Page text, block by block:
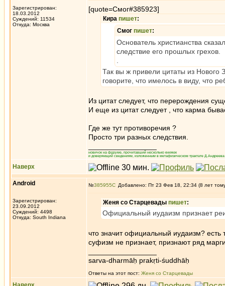
Зарегистрирован:
18.03.2012
Суждений: 11534
Откуда: Москва
[quote=Смог#385923]
Кира пишет:
Смог пишет:
Основатель христианства
следствие его прошлых грехов.
Так вы ж привели цитаты из Нового
говорите, что имелось в виду, что
Из цитат следует, что перерождения
И еще из цитат следует , что карма
Где же тут противоречия ?
Просто три разных следствия.
новичок на форуме, прочитавший несколько книжек
и доверяющий сведениям, изложенным в метафизическом трактате
Наверх
Android
Зарегистрирован:
23.09.2012
Суждений: 4498
Откуда: South Indiana
№385955 Добавлено: Пт 23 Фев 18, 22:34 (8 лет
Женя со Старцевады пишет:
Официальный иудаизм признает
что значит официальный иудаизм?
суфизм не признает, признают ряд
sarva-dharmāḥ prakṛti-śuddhāḥ
Ответы на этот пост: Женя со Старцевады